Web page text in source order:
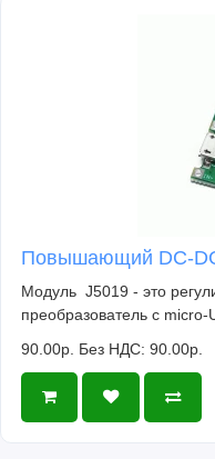
Повышающий DC-
Модуль J5019 - это
преобразователь c micro-
90.00р. Без НДС: 90.00р.